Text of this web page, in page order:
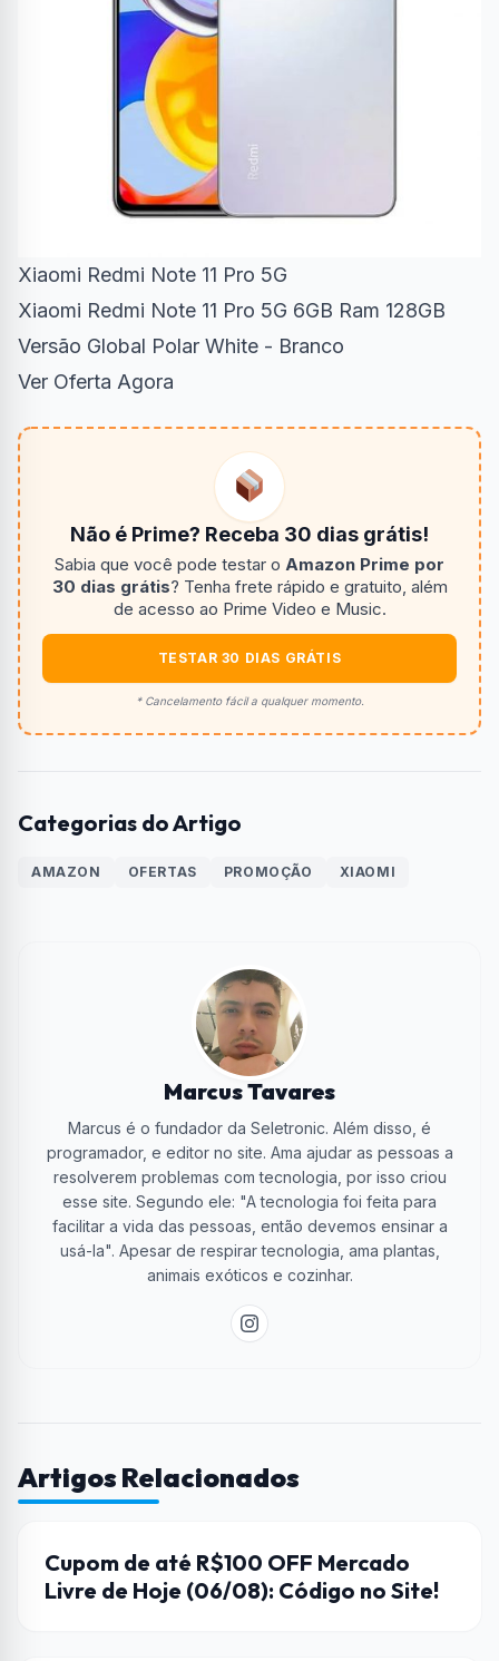
Xiaomi Redmi Note 11 Pro 5G
Xiaomi Redmi Note 11 Pro 5G 6GB Ram 128GB
Versão Global Polar White - Branco
Ver Oferta Agora
Não é Prime? Receba 30 dias grátis!
Sabia que você pode testar o Amazon Prime por
30 dias grátis? Tenha frete rápido e gratuito, além
de acesso ao Prime Video e Music.
TESTAR 30 DIAS GRÁTIS
* Cancelamento fácil a qualquer momento.
Categorias do Artigo
AMAZON OFERTAS PROMOÇÃO XIAOMI
Marcus Tavares
Marcus é o fundador da Seletronic. Além disso, é
programador, e editor no site. Ama ajudar as pessoas a
resolverem problemas com tecnologia, por isso criou
esse site. Segundo ele: "A tecnologia foi feita para
facilitar a vida das pessoas, então devemos ensinar a
usá-la". Apesar de respirar tecnologia, ama plantas,
animais exóticos e cozinhar.
Artigos Relacionados
CUPONS DE DESCONTO
Cupom de até R$100 OFF Mercado
Livre de Hoje (06/08): Código no Site!